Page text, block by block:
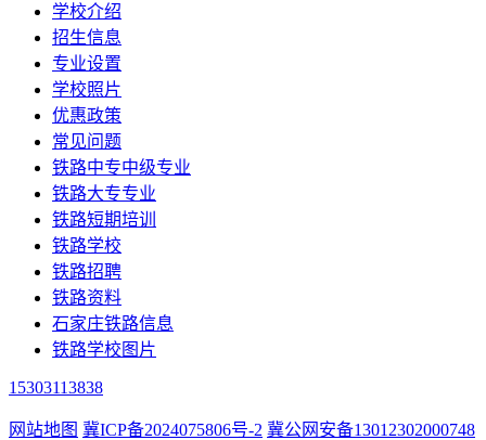
学校介绍
招生信息
专业设置
学校照片
优惠政策
常见问题
铁路中专中级专业
铁路大专专业
铁路短期培训
铁路学校
铁路招聘
铁路资料
石家庄铁路信息
铁路学校图片
15303113838
网站地图 冀ICP备2024075806号-2 冀公网安备13012302000748